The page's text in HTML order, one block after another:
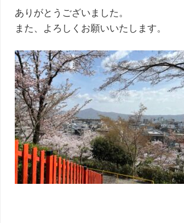
ありがとうございました。
また、よろしくお願いいたしま